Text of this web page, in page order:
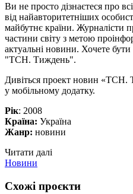
Ви не просто дізнаєтеся про
від найавторитетніших
майбутнє країни. Журналісти
частини світу з метою
актуальні новини. Хочете
"ТСН. Тиждень".
Дивіться проект новин «ТСН.
у мобільному додатку.
Рік: 2008
Країна: Україна
Жанр: новини
Читати далі
Новини
Схожі проєкти